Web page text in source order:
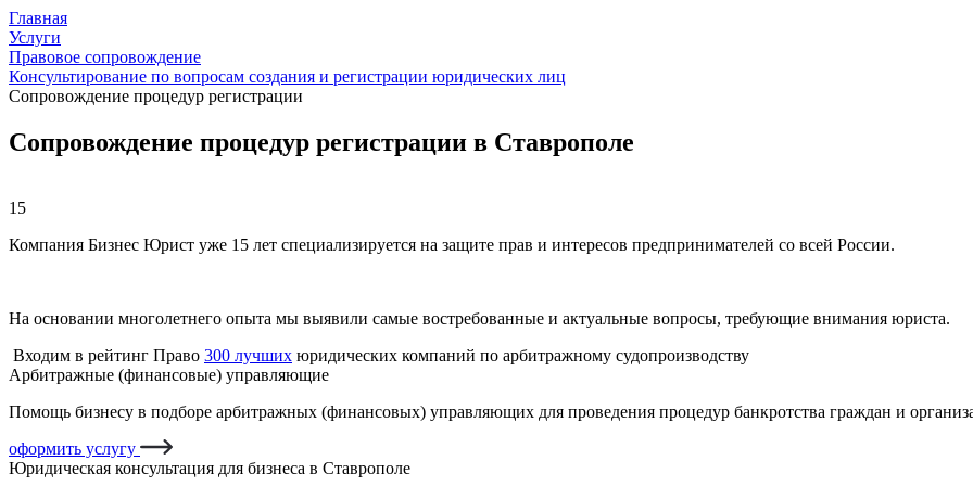
Главная
Услуги
Правовое сопровождение
Консультирование по вопросам создания и регистрации юридических лиц
Сопровождение процедур регистрации
Сопровождение процедур регистрации в Ставрополе
15
Компания Бизнес Юрист уже 15 лет специализируется на защите прав и интересов предпринимателей со всей России.
На основании многолетнего опыта мы выявили самые востребованные и актуальные вопросы, требующие внимания юриста.
Входим в рейтинг Право 300 лучших юридических компаний по арбитражному судопроизводству
Арбитражные (финансовые) управляющие
Помощь бизнесу в подборе арбитражных (финансовых) управляющих для проведения процедур банкротства граждан и
оформить услугу
Юридическая консультация для бизнеса в Ставрополе